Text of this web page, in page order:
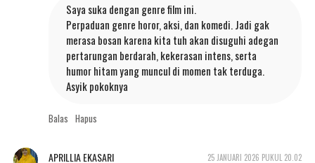
Saya suka dengan genre film ini.
Perpaduan genre horor, aksi, dan komedi. Jadi gak
merasa bosan karena kita tuh akan disuguhi adegan
pertarungan berdarah, kekerasan intens, serta
humor hitam yang muncul di momen tak terduga.
Asyik pokoknya
Balas Hapus
APRILLIA EKASARI 25 JANUARI 2026 PUKUL 20.02